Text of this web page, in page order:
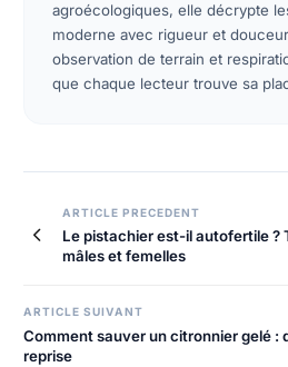
agroécologiques, elle décrypte
moderne avec rigueur et
observation de terrain et
que chaque lecteur trouve sa
Navigation
de
ARTICLE PRECEDENT
Le pistachier est-il autofertile ?
mâles et femelles
ARTICLE SUIVANT
Comment sauver un citronnier gelé :
reprise